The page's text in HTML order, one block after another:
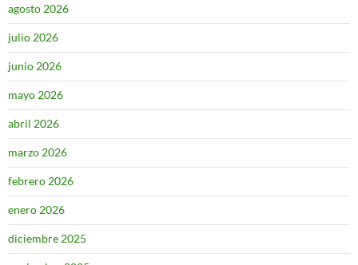
agosto 2026
julio 2026
junio 2026
mayo 2026
abril 2026
marzo 2026
febrero 2026
enero 2026
diciembre 2025